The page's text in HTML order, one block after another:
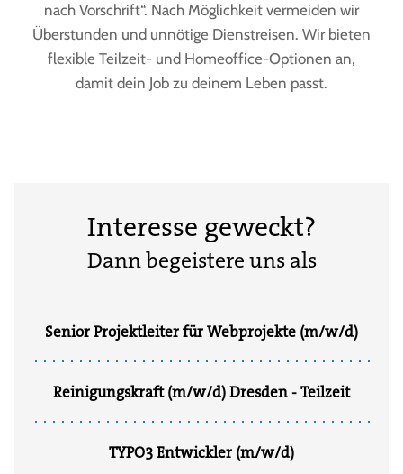
nach Vorschrift“. Nach Möglichkeit vermeiden wir
Überstunden und unnötige Dienstreisen. Wir bieten
flexible Teilzeit- und Homeoffice-Optionen an,
damit dein Job zu deinem Leben passt.
Interesse geweckt?
Dann begeistere uns als
Senior Projektleiter für Webprojekte (m/w/d)
Reinigungskraft (m/w/d) Dresden - Teilzeit
TYPO3 Entwickler (m/w/d)